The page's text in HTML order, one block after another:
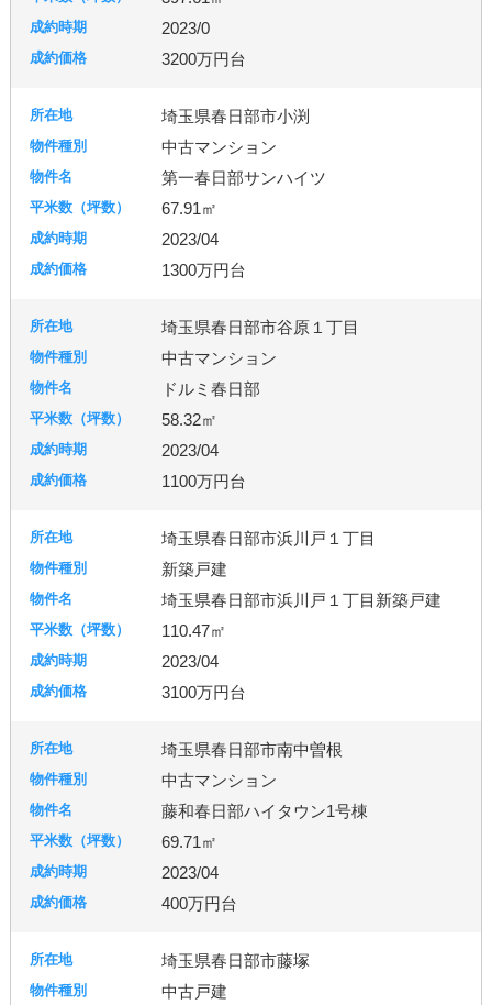
2023/0
3200万円台
埼玉県春日部市小渕
中古マンション
第一春日部サンハイツ
67.91㎡
2023/04
1300万円台
埼玉県春日部市谷原１丁目
中古マンション
ドルミ春日部
58.32㎡
2023/04
1100万円台
埼玉県春日部市浜川戸１丁目
新築戸建
埼玉県春日部市浜川戸１丁目新築戸建
110.47㎡
2023/04
3100万円台
埼玉県春日部市南中曽根
中古マンション
藤和春日部ハイタウン1号棟
69.71㎡
2023/04
400万円台
埼玉県春日部市藤塚
中古戸建